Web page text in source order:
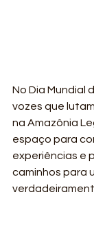
No Dia Mundial
vozes que
na Amazônia
espaço para
experiências e
caminhos para